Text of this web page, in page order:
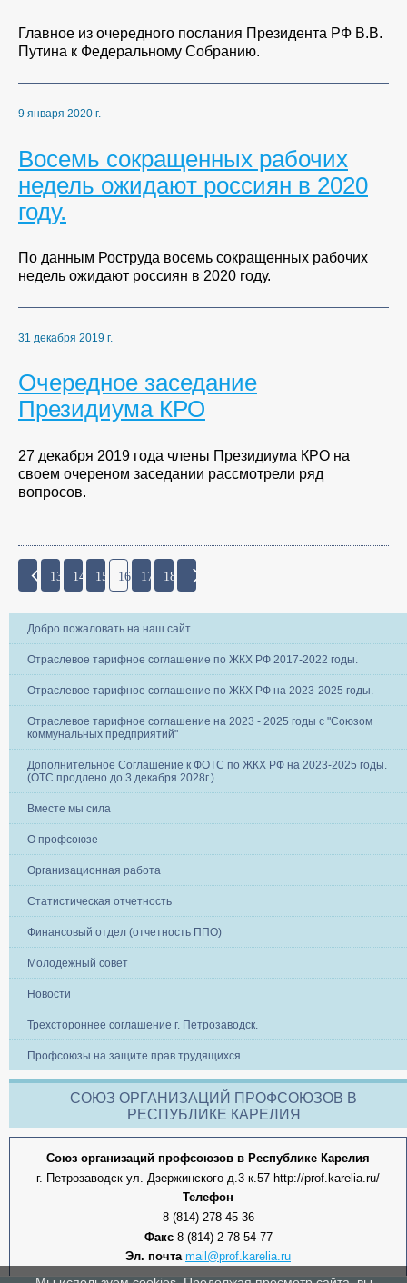
Главное из очередного послания Президента РФ В.В.
Путина к Федеральному Собранию.
9 января 2020 г.
Восемь сокращенных рабочих
недель ожидают россиян в 2020
году.
По данным Роструда восемь сокращенных рабочих
недель ожидают россиян в 2020 году.
31 декабря 2019 г.
Очередное заседание
Президиума КРО
27 декабря 2019 года члены Президиума КРО на
своем очереном заседании рассмотрели ряд
вопросов.
13 14 15 16 17 18
Добро пожаловать на наш сайт
Отраслевое тарифное соглашение по ЖКХ РФ 2017-2022 годы.
Отраслевое тарифное соглашение по ЖКХ РФ на 2023-2025 годы.
Отраслевое тарифное соглашение на 2023 - 2025 годы с "Союзом
коммунальных предприятий"
Дополнительное Соглашение к ФОТС по ЖКХ РФ на 2023-2025 годы.
(ОТС продлено до 3 декабря 2028г.)
Вместе мы сила
О профсоюзе
Организационная работа
Статистическая отчетность
Финансовый отдел (отчетность ППО)
Молодежный совет
Новости
Трехстороннее соглашение г. Петрозаводск.
Профсоюзы на защите прав трудящихся.
СОЮЗ ОРГАНИЗАЦИЙ ПРОФСОЮЗОВ В
РЕСПУБЛИКЕ КАРЕЛИЯ
Союз организаций профсоюзов в Республике Карелия
г. Петрозаводск ул. Дзержинского д.3 к.57 http://prof.karelia.ru/
Телефон
8 (814) 278-45-36
Факс8 (814) 2 78-54-77
Эл. почта mail@prof.karelia.ru